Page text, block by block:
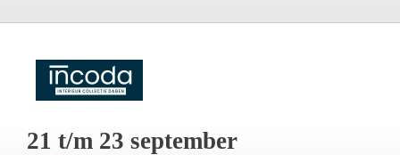
21 t/m 23 september